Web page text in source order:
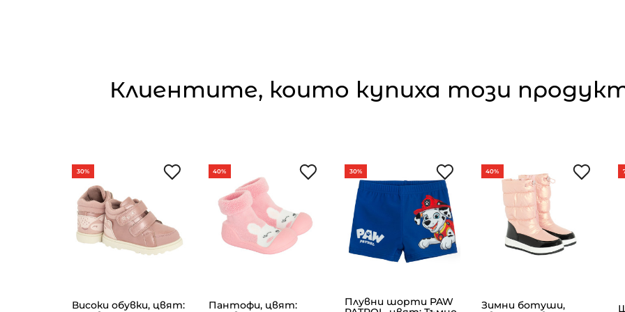
Клиентите, които купиха този
30%
Високи обувки, цвят:
40%
Пантофи, цвят:
30%
Плувни шорти PAW
40%
Зимни ботуши,